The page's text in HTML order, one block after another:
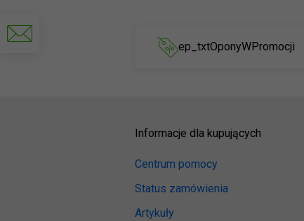
ep_txtOponyWPromocji
Informacje dla kupujących
Centrum pomocy
Status zamówienia
Artykuły